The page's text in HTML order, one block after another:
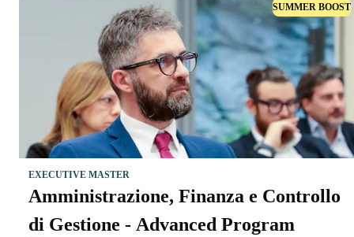
SUMMER BOOST
EXECUTIVE MASTER
Amministrazione, Finanza e Controllo
di Gestione - Advanced Program